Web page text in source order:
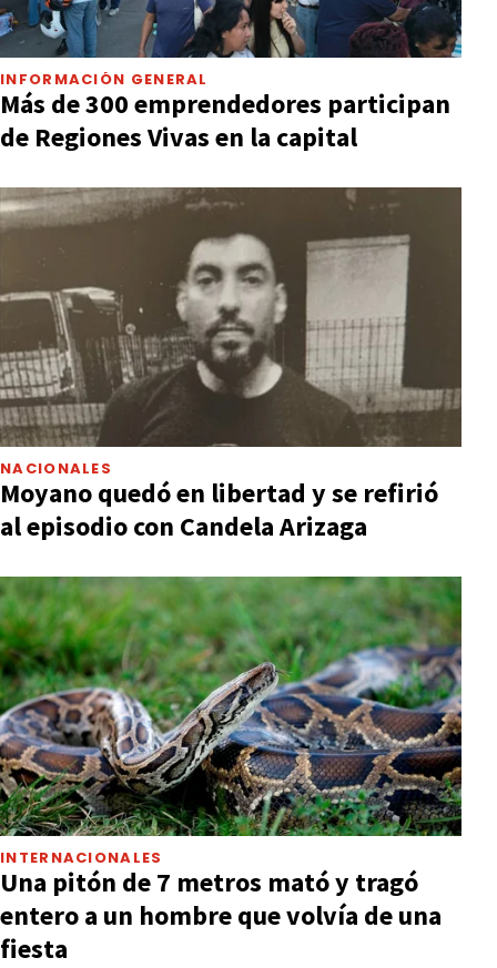
INFORMACIÓN GENERAL
Más de 300 emprendedores participan
de Regiones Vivas en la capital
NACIONALES
Moyano quedó en libertad y se refirió
al episodio con Candela Arizaga
INTERNACIONALES
Una pitón de 7 metros mató y tragó
entero a un hombre que volvía de una
fiesta